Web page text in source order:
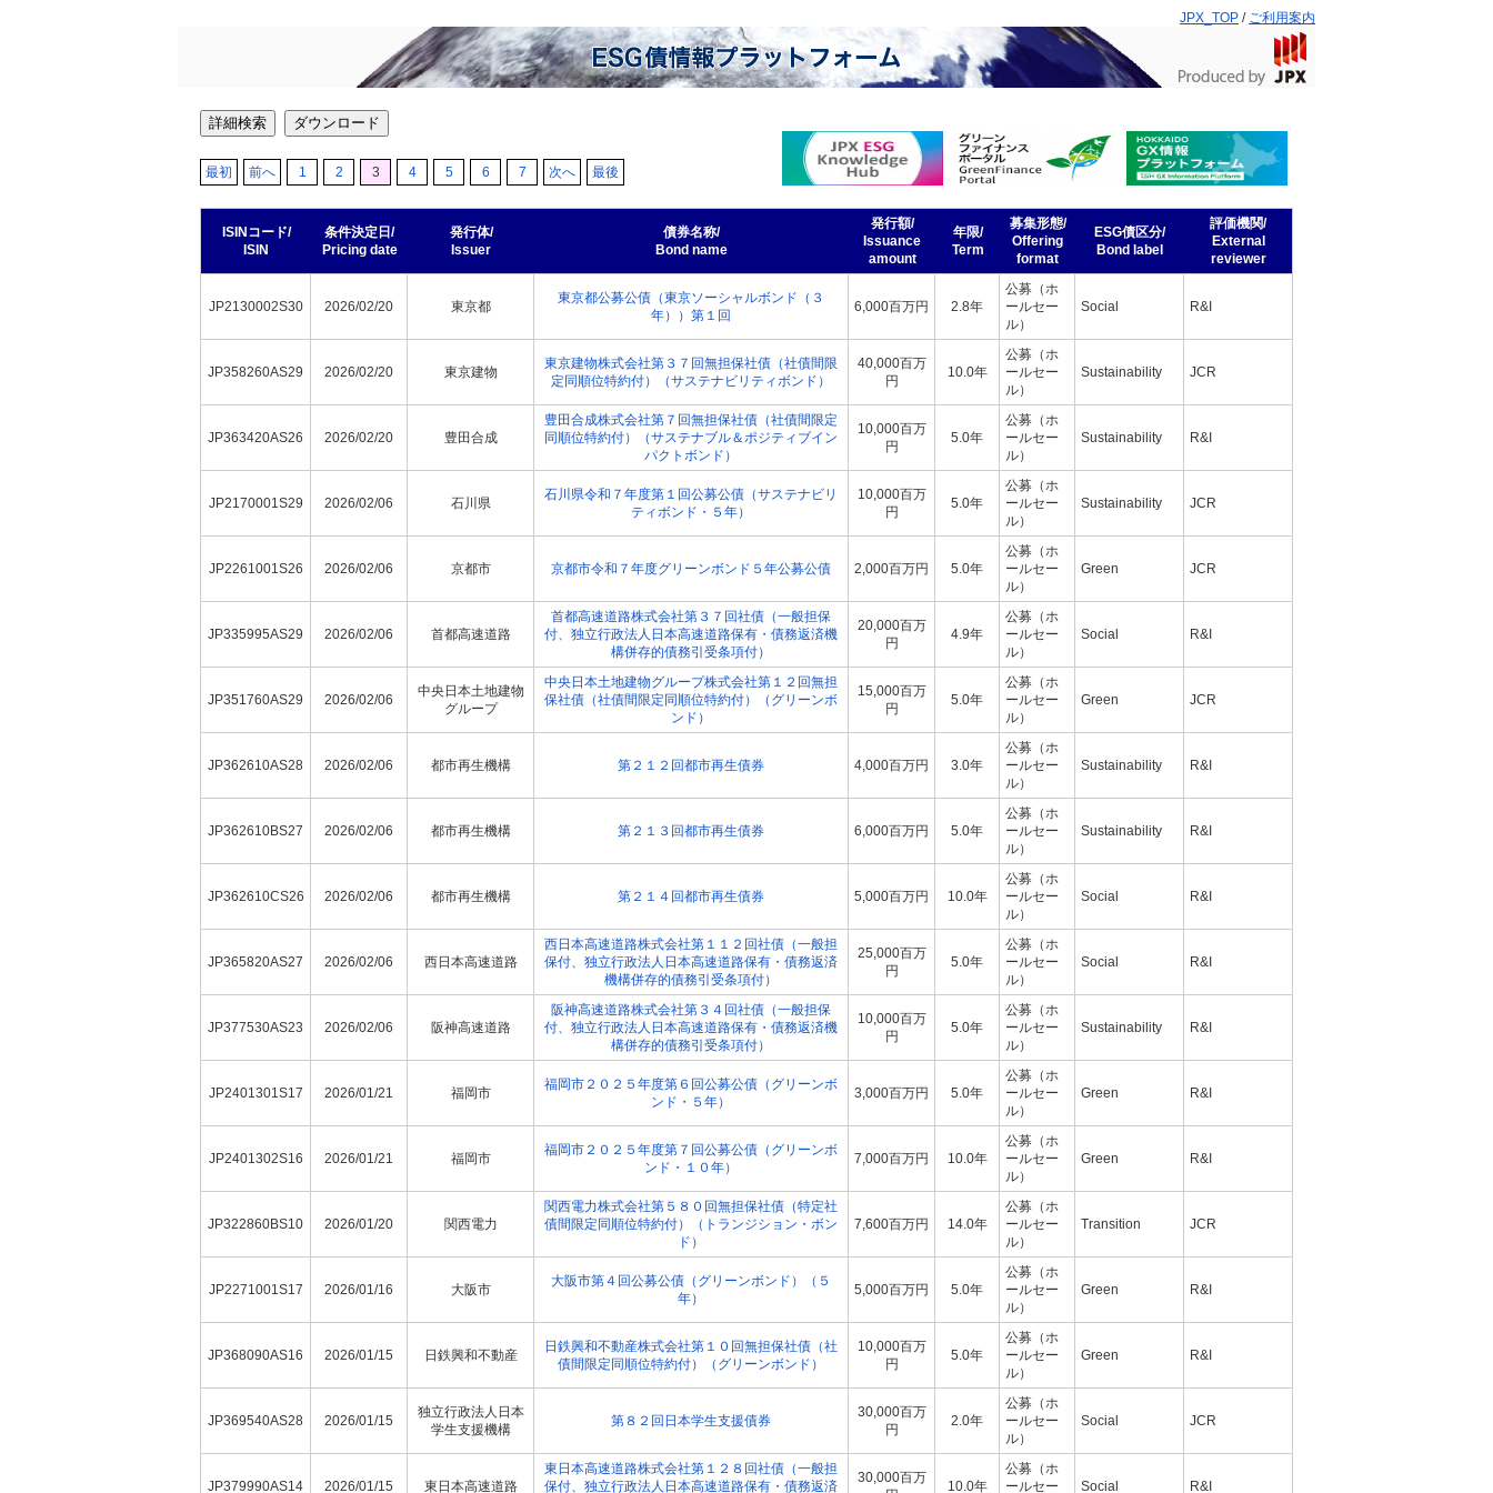
JPX_TOP / ご利用案内
詳細検索 ダウンロード
最初 前へ 1 2 3 4 5 6 7 次へ 最後
ISINコード/
ISIN
条件決定日/
Pricing date
発行体/
Issuer
債券名称/
Bond name
発行額/
Issuance
amount
年限/
Term
募集形態/
Offering
format
ESG債区分/
Bond label
評価機関/
External
reviewer
JP2130002S30 2026/02/20 東京都
東京都公募公債（東京ソーシャルボンド（３
年））第１回
6,000百万円 2.8年
公募（ホ
ールセー
ル）
Social R&I
JP358260AS29 2026/02/20 東京建物
東京建物株式会社第３７回無担保社債（社債間限
定同順位特約付）（サステナビリティボンド）
40,000百万
円
10.0年
公募（ホ
ールセー
ル）
Sustainability JCR
JP363420AS26 2026/02/20 豊田合成
豊田合成株式会社第７回無担保社債（社債間限定
同順位特約付）（サステナブル＆ポジティブイン
パクトボンド）
10,000百万
円
5.0年
公募（ホ
ールセー
ル）
Sustainability R&I
JP2170001S29 2026/02/06 石川県
石川県令和７年度第１回公募公債（サステナビリ
ティボンド・５年）
10,000百万
円
5.0年
公募（ホ
ールセー
ル）
Sustainability JCR
JP2261001S26 2026/02/06 京都市 京都市令和７年度グリーンボンド５年公募公債 2,000百万円 5.0年
公募（ホ
ールセー
ル）
Green JCR
JP335995AS29 2026/02/06 首都高速道路
首都高速道路株式会社第３７回社債（一般担保
付、独立行政法人日本高速道路保有・債務返済機
構併存的債務引受条項付）
20,000百万
円
4.9年
公募（ホ
ールセー
ル）
Social R&I
JP351760AS29 2026/02/06
中央日本土地建物
グループ
中央日本土地建物グループ株式会社第１２回無担
保社債（社債間限定同順位特約付）（グリーンボ
ンド）
15,000百万
円
5.0年
公募（ホ
ールセー
ル）
Green JCR
JP362610AS28 2026/02/06 都市再生機構 第２１２回都市再生債券 4,000百万円 3.0年
公募（ホ
ールセー
ル）
Sustainability R&I
JP362610BS27 2026/02/06 都市再生機構 第２１３回都市再生債券 6,000百万円 5.0年
公募（ホ
ールセー
ル）
Sustainability R&I
JP362610CS26 2026/02/06 都市再生機構 第２１４回都市再生債券 5,000百万円 10.0年
公募（ホ
ールセー
ル）
Social R&I
JP365820AS27 2026/02/06 西日本高速道路
西日本高速道路株式会社第１１２回社債（一般担
保付、独立行政法人日本高速道路保有・債務返済
機構併存的債務引受条項付）
25,000百万
円
5.0年
公募（ホ
ールセー
ル）
Social R&I
JP377530AS23 2026/02/06 阪神高速道路
阪神高速道路株式会社第３４回社債（一般担保
付、独立行政法人日本高速道路保有・債務返済機
構併存的債務引受条項付）
10,000百万
円
5.0年
公募（ホ
ールセー
ル）
Sustainability R&I
JP2401301S17 2026/01/21 福岡市
福岡市２０２５年度第６回公募公債（グリーンボ
ンド・５年）
3,000百万円 5.0年
公募（ホ
ールセー
ル）
Green R&I
JP2401302S16 2026/01/21 福岡市
福岡市２０２５年度第７回公募公債（グリーンボ
ンド・１０年）
7,000百万円 10.0年
公募（ホ
ールセー
ル）
Green R&I
JP322860BS10 2026/01/20 関西電力
関西電力株式会社第５８０回無担保社債（特定社
債間限定同順位特約付）（トランジション・ボン
ド）
7,600百万円 14.0年
公募（ホ
ールセー
ル）
Transition JCR
JP2271001S17 2026/01/16 大阪市
大阪市第４回公募公債（グリーンボンド）（５
年）
5,000百万円 5.0年
公募（ホ
ールセー
ル）
Green R&I
JP368090AS16 2026/01/15 日鉄興和不動産
日鉄興和不動産株式会社第１０回無担保社債（社
債間限定同順位特約付）（グリーンボンド）
10,000百万
円
5.0年
公募（ホ
ールセー
ル）
Green R&I
JP369540AS28 2026/01/15
独立行政法人日本
学生支援機構
第８２回日本学生支援債券
30,000百万
円
2.0年
公募（ホ
ールセー
ル）
Social JCR
JP379990AS14 2026/01/15 東日本高速道路
東日本高速道路株式会社第１２８回社債（一般担
保付、独立行政法人日本高速道路保有・債務返済
30,000百万
10.0年
公募（ホ
ールセー
Social R&I